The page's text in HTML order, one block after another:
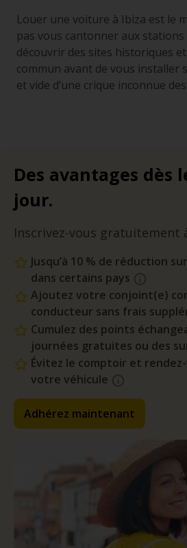
Louer une voiture à Ibiza est le
pas vous cantonner aux
découvrir des sites historiques
commun avant de vous installer
et vide d’une crique inconnue
Des avantages dès
jour.
Inscrivez-vous gratuitement
Jusqu’à 10 % de réduction
dans certains pays
Ajoutez votre conjoint(e)
conducteur sans frais
Cumulez des points
journées gratuites ou des
Évitez le comptoir et
votre véhicule
Adhérez maintenant